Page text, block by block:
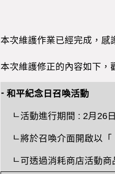
本次維護作業已經完成，感
本次維護修正的內容如下，
- 和平紀念日 召喚活動
ㄴ活動進行期間 : 2月 26
ㄴ將於召喚介面開啟以「
ㄴ可透過消耗商店活動